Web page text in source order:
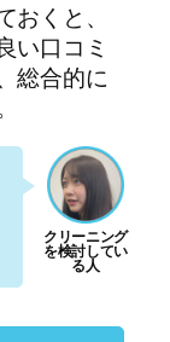
くと、
い口コミ
総合的に